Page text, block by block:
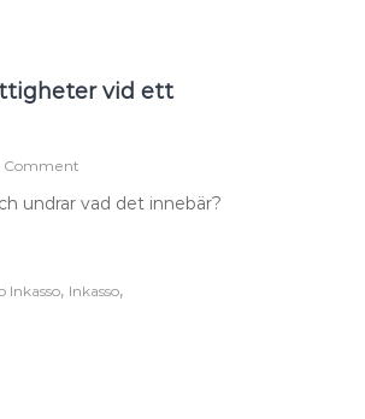
vid ett
Comment
Inkasso
rättigheter
undrar vad det innebär?
Inkasso, Inkasso,